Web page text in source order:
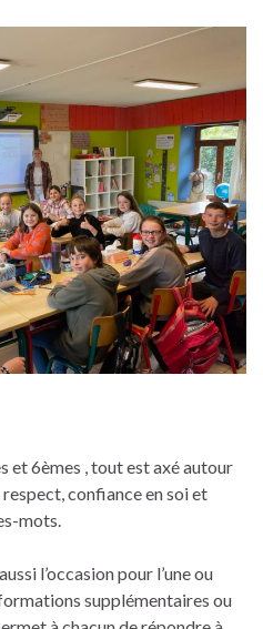
et 6èmes , tout est axé autour
confiance en soi et
mots.
l’occasion pour l’une ou
supplémentaires ou